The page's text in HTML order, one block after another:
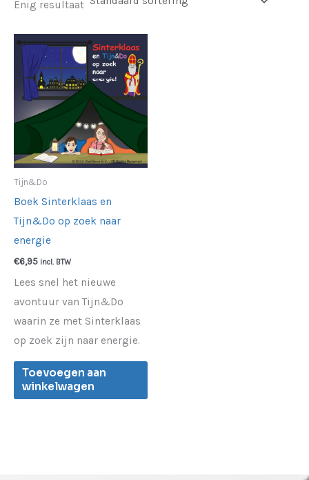
Enig resultaat
Tijn&Do
Boek Sinterklaas en
Tijn&Do op zoek naar
energie
€6,95 incl. BTW
Lees snel het nieuwe
avontuur van Tijn&Do
waarin ze met Sinterklaas
op zoek zijn naar energie.
Toevoegen aan
winkelwagen